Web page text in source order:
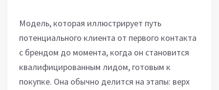
Модель, которая иллюстрирует путь
потенциального клиента от первого контакта
с брендом до момента, когда он становится
квалифицированным лидом, готовым к
покупке. Она обычно делится на этапы: верх